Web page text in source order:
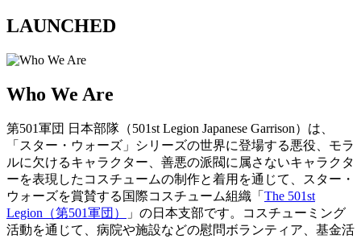
LAUNCHED
Who We Are
第501軍団 日本部隊（501st Legion Japanese Garrison）は、
「スター・ウォーズ」シリーズの世界に登場する悪役、モラ
ルに欠けるキャラクター、善悪の派閥に属さないキャラクタ
ーを表現したコスチュームの制作と着用を通じて、スター・
ウォーズを賞賛する国際コスチューム組織「 The 501st
Legion（第501軍団）
」の日本支部です。コスチューミング
活動を通じて、病院や施設などの慰問ボランティア、基金活